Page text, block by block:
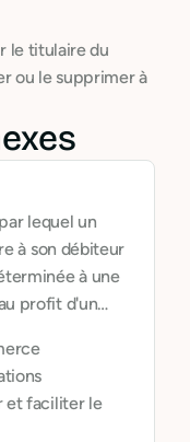
le titulaire du
ou le supprimer à
lequel un
à son débiteur
à une
profit d'un
et faciliter le